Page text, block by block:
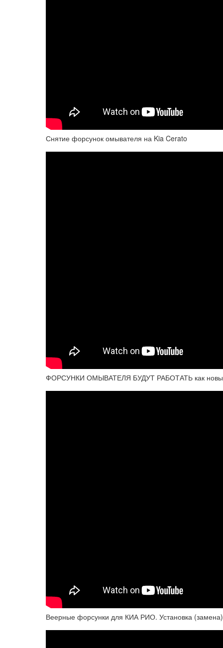
Снятие форсунок омывателя на Kia Cerato
ФОРСУНКИ ОМЫВАТЕЛЯ БУДУТ РАБОТАТЬ как
Веерные форсунки для КИА РИО. Установка